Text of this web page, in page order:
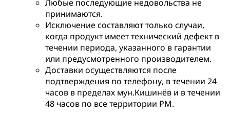
Любые последующие недовольства не
принимаются.
Исключение составляют только случаи,
когда продукт имеет технический дефект в
течении периода, указанного в гарантии
или предусмотренного производителем.
Доставки осуществляются после
подтверждения по телефону, в течении 24
часов в пределах мун.Кишинёв и в течении
48 часов по все территории РМ.